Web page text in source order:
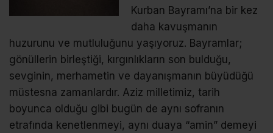
Kurban Bayramı’na bir kez
daha kavuşmanın
huzurunu ve mutluluğunu yaşıyoruz. Bayramlar;
gönüllerin birleştiği, kırgınlıkların son bulduğu,
sevginin, merhametin ve dayanışmanın büyüdüğü
müstesna zamanlardır. Aziz milletimiz, tarih
boyunca olduğu gibi bugün de aynı sofranın
etrafında kenetlenmeyi, aynı duaya “amin” demeyi